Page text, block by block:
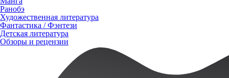
Ранобэ
Художественная литература
Фантастика / Фэнтези
Детская литература
Обзоры и рецензии